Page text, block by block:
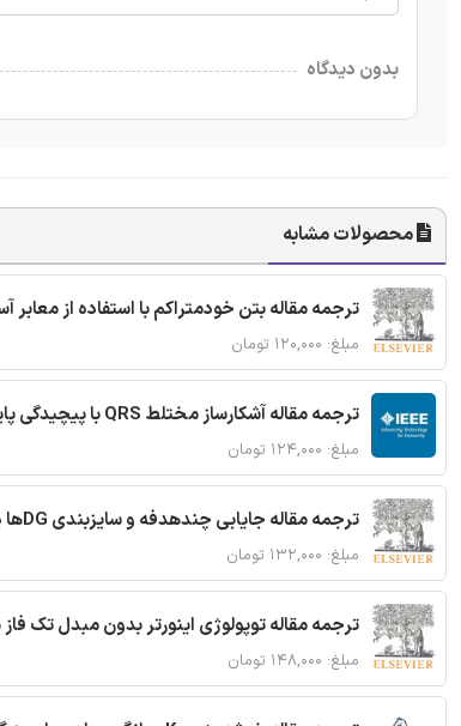
بدون دیدگاه
محصولات مشابه
ترجمه مقاله بتن خودمتراکم با استفاده از معابر
مبلغ: ۱۲۰,۰۰۰ تومان
ترجمه مقاله آشکارساز مختلط QRS با پیچیدگی پایین بلادرنگ جدید براساس آستانه گذاری تطبیقی
مبلغ: ۱۲۴,۰۰۰ تومان
ترجمه مقاله جایابی چندهدفه و سایزبندی DGها در شبکه های توزیع با تضمین پایداری گذرا
مبلغ: ۱۳۲,۰۰۰ تومان
ترجمه مقاله توپولوژی اینورتر بدون مبدل تک
مبلغ: ۱۴۸,۰۰۰ تومان